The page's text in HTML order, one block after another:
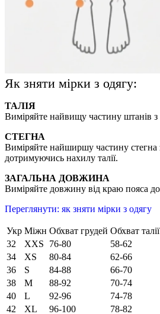
Як зняти мірки з одягу:
ТАЛІЯ
Виміряйте найвищу частину штанів з
СТЕГНА
Виміряйте найширшу частину стегна
дотримуючись нахилу талії.
ЗАГАЛЬНА ДОВЖИНА
Виміряйте довжину від краю пояса
Переглянути: як зняти мірки з одягу
Укр Міжн Обхват грудей Обхват талії
32
XXS 76-80 58-62
34
XS 80-84 62-66
36
S 84-88 66-70
38
M 88-92 70-74
40
L 92-96 74-78
42
XL 96-100 78-82